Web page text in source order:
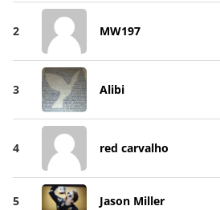
2 MW197
3 Alibi
4 red carvalho
5 Jason Miller